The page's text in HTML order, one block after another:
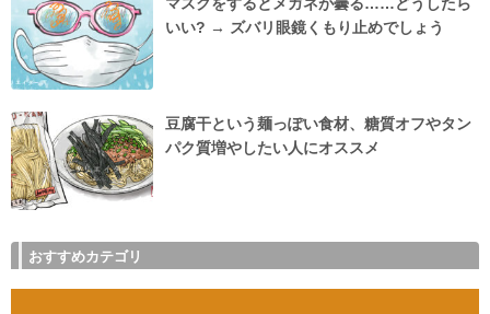
マスクをするとメガネが曇る……どうしたら
いい? → ズバリ眼鏡くもり止めでしょう
豆腐干という麺っぽい食材、糖質オフやタン
パク質増やしたい人にオススメ
おすすめカテゴリ